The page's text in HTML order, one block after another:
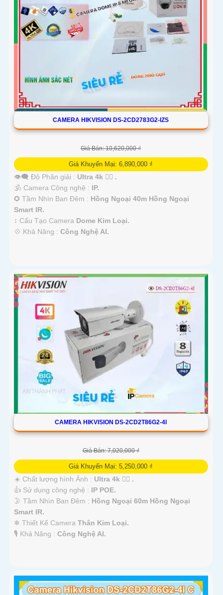
CAMERA HIKVISION DS-2CD2783G2-IZS
Giá Bán: 10,620,000 ₫
Giá Khuyến Mại: 6,890,000 ₫
👁️‍🗨 Độ Phân giải : Ultra 4k 👍🏾 .
🕉️ Camera Công nghệ : IP.
✪ Tầm Nhìn Ban Đêm : Hồng Ngoại 40m Hồng Ngoại
Smart IR.
↕️ Cấu Tạo Camera Dome Kim Loại.
️💠 Khả Năng : Công Nghệ AI.
CAMERA HIKVISION DS-2CD2T86G2-4I
Giá Bán: 7,020,000 ₫
Giá Khuyến Mại: 5,250,000 ₫
☀️ Chất lượng hình Ảnh : Ultra 4k 👍🏾 .
👍 Sử dụng công nghệ : IP POE.
🌛 Tầm Nhìn Ban Đêm : Hồng Ngoại 60m Hồng Ngoại
Smart IR.
❄ Thiết Kế Camera Thân Kim Loại.
️🎙 Khả Năng : Công Nghệ AI.